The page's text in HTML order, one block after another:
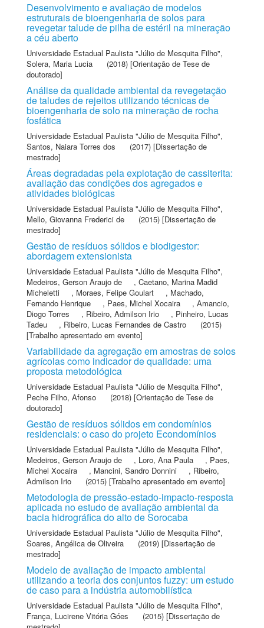
Desenvolvimento e avaliação de modelos
estruturais de bioengenharia de solos para
revegetar talude de pilha de estéril na mineração
a céu aberto
Universidade Estadual Paulista "Júlio de Mesquita Filho",
Solera, Maria Lucia
(2018) [Orientação de Tese de
doutorado]
Análise da qualidade ambiental da revegetação
de taludes de rejeitos utilizando técnicas de
bioengenharia de solo na mineração de rocha
fosfática
Universidade Estadual Paulista "Júlio de Mesquita Filho",
Santos, Naiara Torres dos
(2017) [Dissertação de
mestrado]
Áreas degradadas pela explotação de cassiterita:
avaliação das condições dos agregados e
atividades biológicas
Universidade Estadual Paulista "Júlio de Mesquita Filho",
Mello, Giovanna Frederici de
(2015) [Dissertação de
mestrado]
Gestão de resíduos sólidos e biodigestor:
abordagem extensionista
Universidade Estadual Paulista "Júlio de Mesquita Filho",
Medeiros, Gerson Araujo de
, Caetano, Marina Madid
Micheletti
, Moraes, Felipe Goulart , Machado,
Fernando Henrique
, Paes, Michel Xocaira , Amancio,
Diogo Torres
, Ribeiro, Admilson Irio , Pinheiro, Lucas
Tadeu
, Ribeiro, Lucas Fernandes de Castro
(2015)
[Trabalho apresentado em evento]
Variabilidade da agregação em amostras de solos
agrícolas como indicador de qualidade: uma
proposta metodológica
Universidade Estadual Paulista "Júlio de Mesquita Filho",
Peche Filho, Afonso
(2018) [Orientação de Tese de
doutorado]
Gestão de resíduos sólidos em condomínios
residenciais: o caso do projeto Econdomínios
Universidade Estadual Paulista "Júlio de Mesquita Filho",
Medeiros, Gerson Araujo de
, Loro, Ana Paula , Paes,
Michel Xocaira
, Mancini, Sandro Donnini , Ribeiro,
Admilson Irio
(2015) [Trabalho apresentado em evento]
Metodologia de pressão-estado-impacto-resposta
aplicada no estudo de avaliação ambiental da
bacia hidrográfica do alto de Sorocaba
Universidade Estadual Paulista "Júlio de Mesquita Filho",
Soares, Angélica de Oliveira
(2019) [Dissertação de
mestrado]
Modelo de avaliação de impacto ambiental
utilizando a teoria dos conjuntos fuzzy: um estudo
de caso para a indústria automobilística
Universidade Estadual Paulista "Júlio de Mesquita Filho",
França, Lucirene Vitória Góes
(2015) [Dissertação de